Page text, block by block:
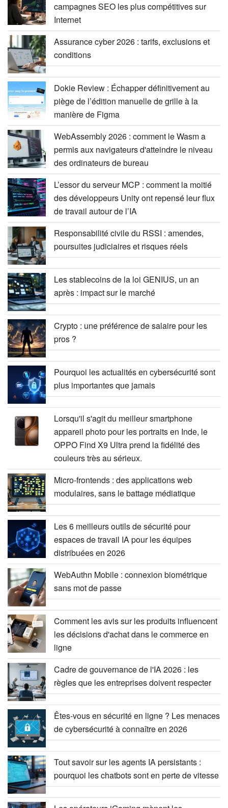
campagnes SEO les plus compétitives sur
Internet
Assurance cyber 2026 : tarifs, exclusions et
conditions
Dokie Review : Échapper définitivement au
piège de l’édition manuelle de grille à la
manière de Figma
WebAssembly 2026 : comment le Wasm a
permis aux navigateurs d'atteindre le niveau
des ordinateurs de bureau
L’essor du serveur MCP : comment la moitié
des développeurs Unity ont repensé leur flux
de travail autour de l’IA
Responsabilité civile du RSSI : amendes,
poursuites judiciaires et risques réels
Les stablecoins de la loi GENIUS, un an
après : impact sur le marché
Crypto : une préférence de salaire pour les
pros ?
Pourquoi les actualités en cybersécurité sont
plus importantes que jamais
Lorsqu'il s'agit du meilleur smartphone
appareil photo pour les portraits en Inde, le
OPPO Find X9 Ultra prend la fidélité des
couleurs très au sérieux.
Micro-frontends : des applications web
modulaires, sans le battage médiatique
Les 6 meilleurs outils de sécurité pour
espaces de travail IA pour les équipes
distribuées en 2026
WebAuthn Mobile : connexion biométrique
sans mot de passe
Comment les avis sur les produits influencent
les décisions d'achat dans le commerce en
ligne
Cadre de gouvernance de l'IA 2026 : les
règles que les entreprises doivent respecter
Êtes-vous en sécurité en ligne ? Les menaces
de cybersécurité à connaître en 2026
Tout savoir sur les agents IA persistants :
pourquoi les chatbots sont en perte de vitesse